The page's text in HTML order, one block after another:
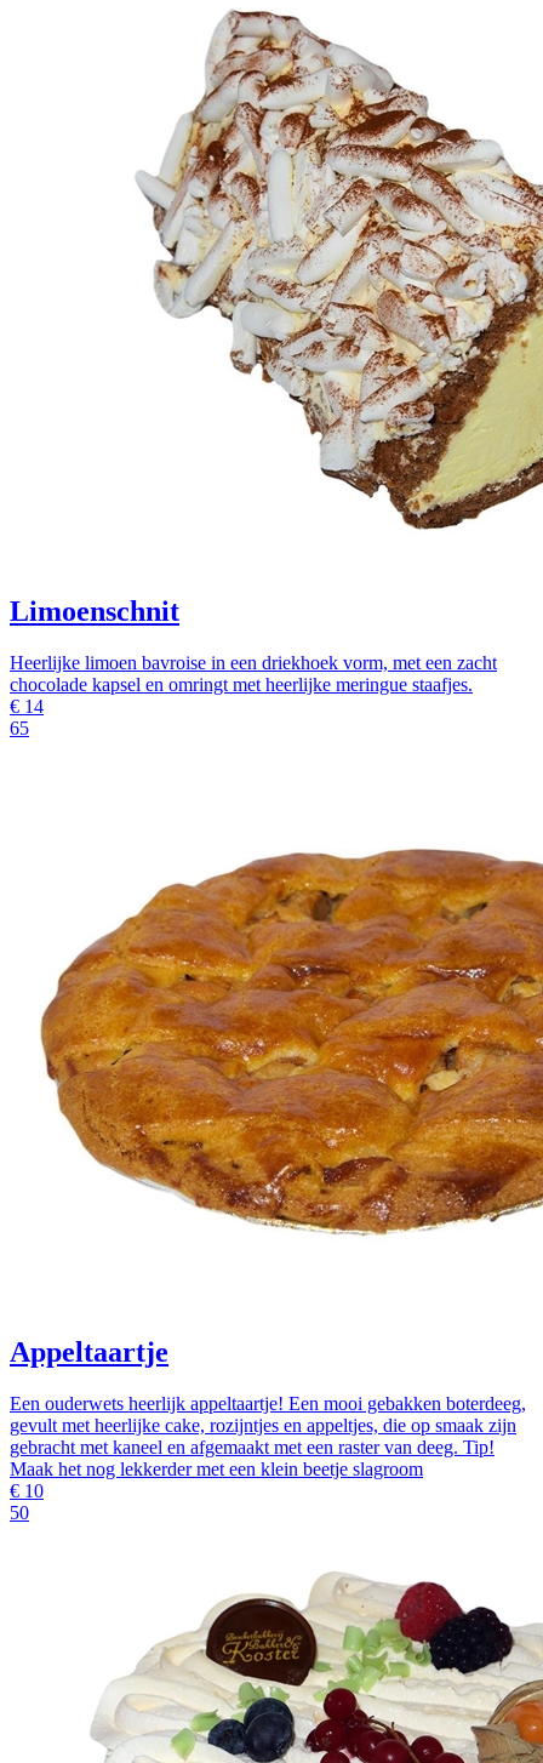
Limoenschnit
Heerlijke limoen bavroise in een driekhoek vorm, met een zacht
chocolade kapsel en omringt met heerlijke meringue staafjes.
€ 14
65
Appeltaartje
Een ouderwets heerlijk appeltaartje! Een mooi gebakken boterdeeg,
gevult met heerlijke cake, rozijntjes en appeltjes, die op smaak zijn
gebracht met kaneel en afgemaakt met een raster van deeg. Tip!
Maak het nog lekkerder met een klein beetje slagroom
€ 10
50